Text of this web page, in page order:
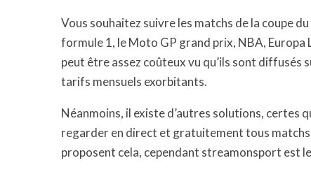
Vous souhaitez suivre les matchs de la coupe
formule 1, le Moto GP grand prix, NBA, Europa
peut être assez coûteux vu qu’ils sont
tarifs mensuels exorbitants.
Néanmoins, il existe d’autres solutions, certes
regarder en direct et gratuitement tous
proposent cela, cependant streamonsport est